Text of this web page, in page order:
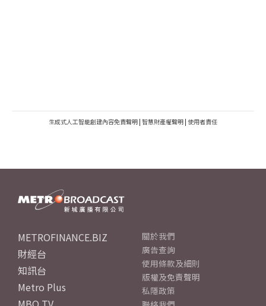
生成式人工智能創建內容免責聲明 | 智慧財產權聲明 | 使用者責任
METROFINANCE.BIZ
財經台
知訊台
Metro Plus
關於我們
廣告查詢
使用條款及細則
版權及免責聲明
私隱政策